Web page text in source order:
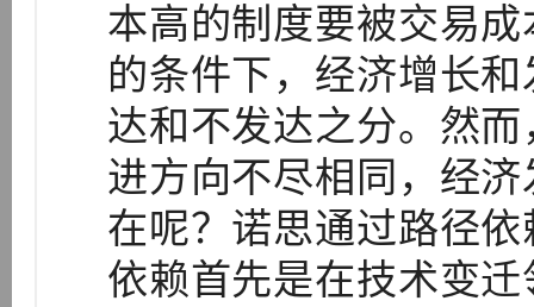
本高的制度要被交易
的条件下，经济增长
达和不发达之分。然
进方向不尽相同，经
在呢？诺思通过路径
依赖首先是在技术变